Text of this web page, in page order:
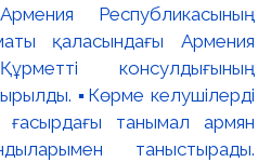
Республикасының
қаласындағы Армения
консулдығының
▪️Көрме келушілерді
танымал армян
таныстырады.